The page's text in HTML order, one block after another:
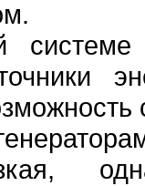
системе